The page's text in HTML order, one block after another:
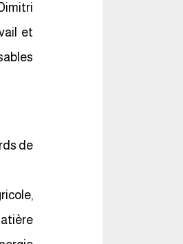
et
de